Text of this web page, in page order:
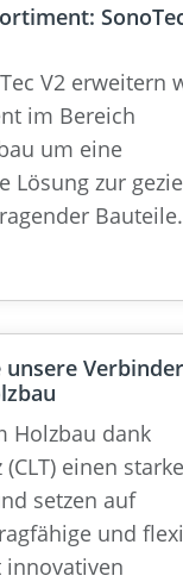
V2 erweitern
im Bereich
um eine
Lösung zur
Bauteile.
unsere
Holzbau dank
einen
setzen auf
und
innovativen